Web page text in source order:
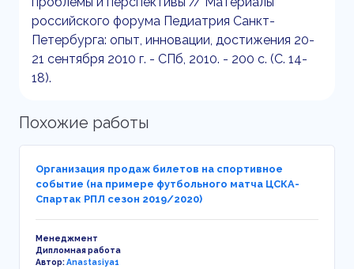
российского форума Педиатрия Санкт-
Петербурга: опыт, инновации, достижения 20-
21 сентября 2010 г. - СПб, 2010. - 200 с. (С. 14-
18).
Похожие работы
Организация продаж билетов на спортивное
событие (на примере футбольного матча ЦСКА-
Спартак РПЛ сезон 2019/2020)
Менеджмент
Дипломная работа
Автор:Anastasiya1